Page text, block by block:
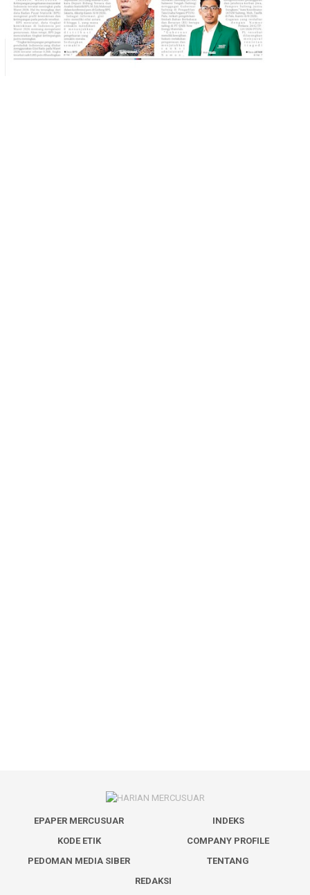
EPAPER MERCUSUAR
INDEKS
KODE ETIK
COMPANY PROFILE
PEDOMAN MEDIA SIBER
TENTANG
REDAKSI